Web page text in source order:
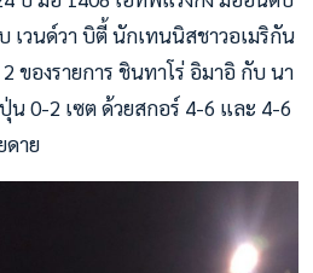
เวนด์วา บิตี้ นักเทนนิสชาวอเมริกัน
ของรายการ ชินทาโร่ อิมาอิ กับ นา
0-2 เซต ด้วยสกอร์ 4-6 และ 4-6
ดาย